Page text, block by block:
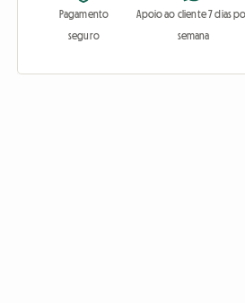
Pagamento
seguro
Apoio ao cliente 7 dias
semana